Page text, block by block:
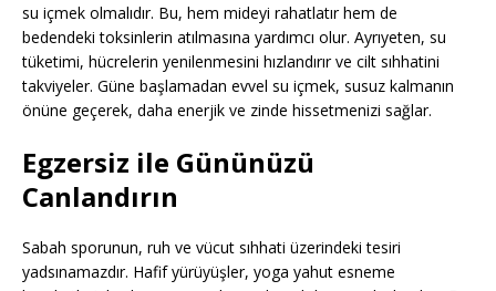
su içmek olmalıdır. Bu, hem mideyi rahatlatır hem de
bedendeki toksinlerin atılmasına yardımcı olur. Ayrıyeten, su
tüketimi, hücrelerin yenilenmesini hızlandırır ve cilt sıhhatini
takviyeler. Güne başlamadan evvel su içmek, susuz kalmanın
önüne geçerek, daha enerjik ve zinde hissetmenizi sağlar.
Egzersiz ile Gününüzü
Canlandırın
Sabah sporunun, ruh ve vücut sıhhati üzerindeki tesiri
yadsınamazdır. Hafif yürüyüşler, yoga yahut esneme